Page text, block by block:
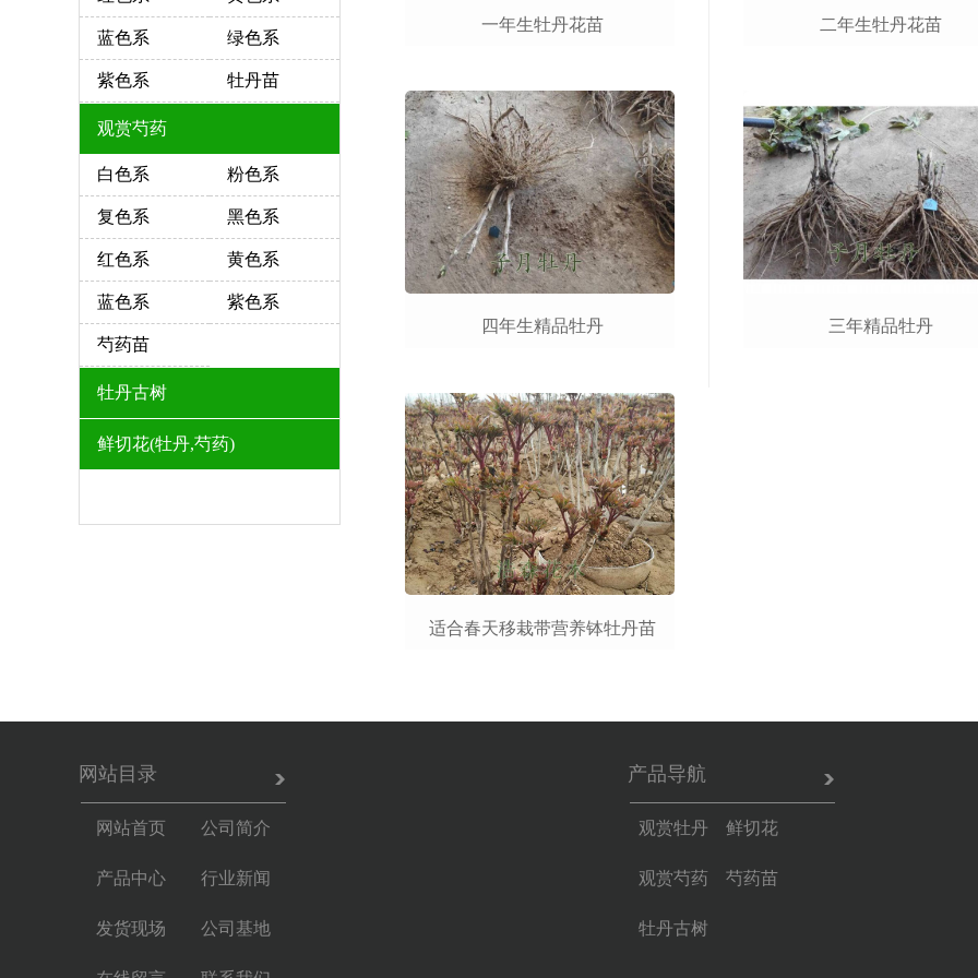
蓝色系 绿色系
紫色系 牡丹苗
观赏芍药
白色系 粉色系
复色系 黑色系
红色系 黄色系
蓝色系 紫色系
芍药苗
牡丹古树
鲜切花(牡丹,芍药)
一年生牡丹花苗
四年生精品牡丹
适合春天移栽带营养钵牡丹苗
二年生牡丹花苗
三年精品牡丹
网站目录
网站首页 公司简介
产品中心 行业新闻
发货现场 公司基地
产品导航
观赏牡丹 鲜切花
观赏芍药 芍药苗
牡丹古树